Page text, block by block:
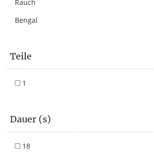
Rauch
Bengal
Teile
1
Dauer (s)
18